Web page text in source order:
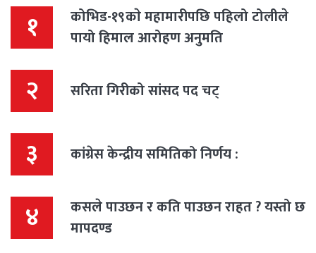
१
कोभिड-१९काे महामारीपछि पहिलो टोलीले
पायो हिमाल आरोहण अनुमति
२ सरिता गिरीको सांसद पद चट्
३ कांग्रेस केन्द्रीय समितिको निर्णय :
४
कसले पाउछन र कति पाउछन राहत ? यस्तो छ
मापदण्ड